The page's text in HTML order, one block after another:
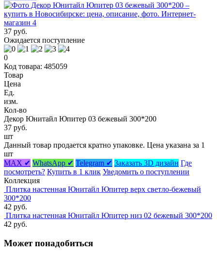
37 руб.
Ожидается поступление
0
Код товара: 485059
Товар
Цена
Ед.
изм.
Кол-во
Декор Юнитайл Юпитер 03 бежевый 300*200
37 руб.
шт
Данный товар продается кратно упаковке. Цена указана за 1
шт
MAX ✔ WhatsApp ✔ Telegram ✔ Заказать 3D дизайн Где
посмотреть? Купить в 1 клик Уведомить о поступлении
Коллекция
Плитка настенная Юнитайл Юпитер верх светло-бежевый
300*200
42 руб.
Плитка настенная Юнитайл Юпитер низ 02 бежевый 300*200
42 руб.
Может понадобиться